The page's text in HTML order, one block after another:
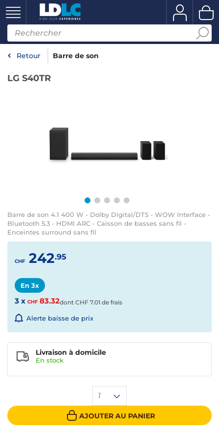
Retour Barre de son
LG S40TR
Barre de son 4.1 400 W - Dolby Digital/DTS - WOW Interface -
Bluetooth 5.3 - HDMI ARC - Caisson de basses sans fil -
Enceintes surround sans fil
CHF 242.95
En 3x
3 x CHF83.32dont CHF 7.01 de frais
Alerte baisse de prix
1
AJOUTER AU PANIER
Livraison à domicile
En stock